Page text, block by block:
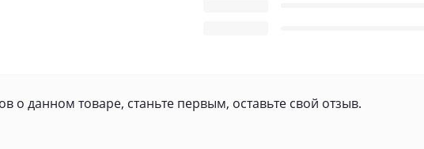
о данном товаре, станьте первым, оставьте свой отзыв.